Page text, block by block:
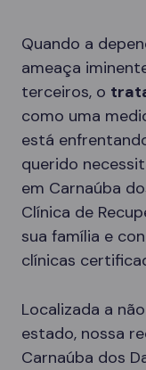
Quando a
ameaça
terceiros, o
como uma
está
querido
em Carnaúba
Clínica de
sua família e
clínicas
Localizada a
estado, nossa
Carnaúba dos